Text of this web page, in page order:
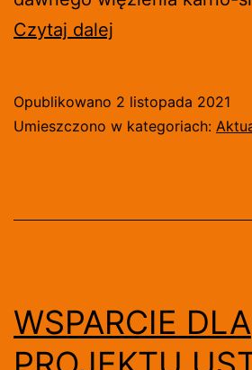
Czytaj dalej
W
Opublikowano 2 listopada 2021
Umieszczono w kategoriach:
WSPARCIE DLA